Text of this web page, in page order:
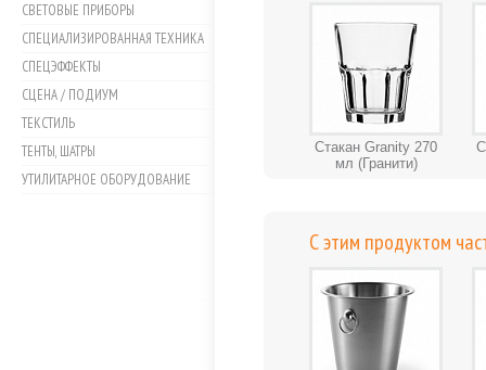
СВЕТОВЫЕ ПРИБОРЫ
СПЕЦИАЛИЗИРОВАННАЯ ТЕХНИКА
СПЕЦЭФФЕКТЫ
СЦЕНА / ПОДИУМ
ТЕКСТИЛЬ
ТЕНТЫ, ШАТРЫ
УТИЛИТАРНОЕ ОБОРУДОВАНИЕ
Стакан Granity 270
мл (Гранити)
С этим продуктом